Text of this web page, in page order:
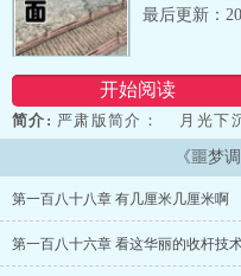
开始阅读
最后更新：
简介: 严肃版简介： 月光下
荡。 不可名状的身影，旧
材的虚拟游戏，你将会扮演
未知是你最大的恐惧，因为
松版简介： “拉莱耶海鲜城
送一。” “鱼头泡饼，八折优
《噩梦
第一百八十八章 有几厘米几厘米啊
第一百八十六章 看这华丽的收杆技